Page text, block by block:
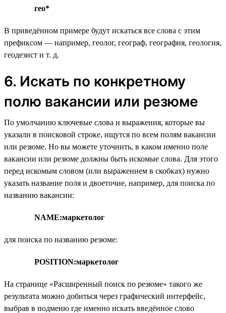
гео*
В приведённом примере будут искаться все слова с этим
префиксом — например, геолог, географ, география, геология,
геодезист и т. д.
6. Искать по конкретному
полю вакансии или резюме
По умолчанию ключевые слова и выражения, которые вы
указали в поисковой строке, ищутся по всем полям вакансии
или резюме. Но вы можете уточнить, в каком именно поле
вакансии или резюме должны быть искомые слова. Для этого
перед искомым словом (или выражением в скобках) нужно
указать название поля и двоеточие, например, для поиска по
названию вакансии:
NAME:маркетолог
для поиска по названию резюме:
POSITION:маркетолог
На странице «Расширенный поиск по резюме» такого же
результата можно добиться через графический интерфейс,
выбрав в подменю где именно искать введённое слово